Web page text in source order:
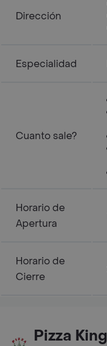
Dirección
Especialidad
Cuanto sale?
Horario de
Apertura
Horario de
Cierre
Pizza